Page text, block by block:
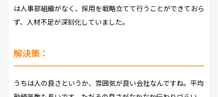
は人事部組織がなく、採用を戦略立てて行うことができておら
ず、人材不足が深刻化していました。
解決策：
うちは人の良さというか、雰囲気が良い会社なんですね。平均